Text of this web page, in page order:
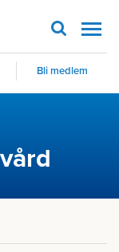
Bli medlem